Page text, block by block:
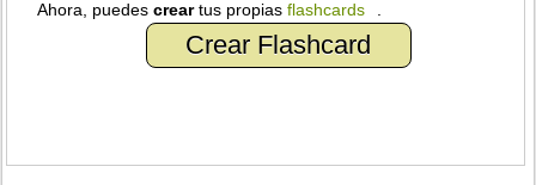
Ahora, puedescreartus propiasflashcards
Crear Flashcard